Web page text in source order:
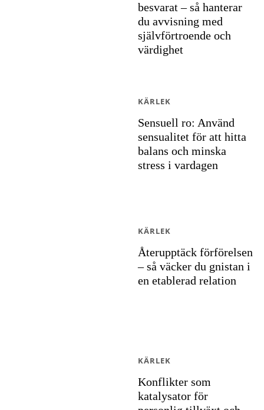
besvarat – så hanterar
du avvisning med
självförtroende och
värdighet
Sensuell ro: Använd
sensualitet för att hitta
balans och minska
stress i vardagen
KÄRLEK
Återupptäck förförelsen
– så väcker du gnistan i
en etablerad relation
KÄRLEK
Konflikter som
katalysator för
KÄRLEK